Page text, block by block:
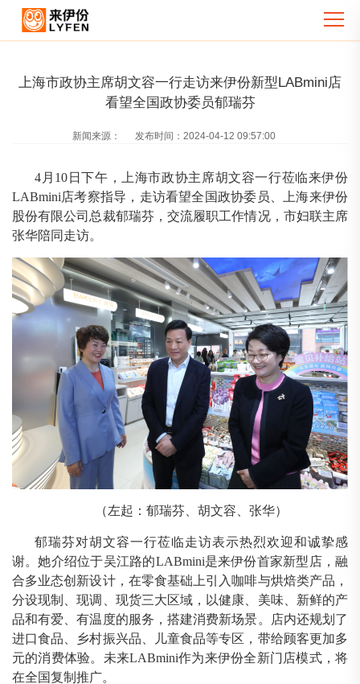
上海市政协主席胡文容一行走访来伊份新型LABmini店
看望全国政协委员郁瑞芬
新闻来源： 发布时间： 2024-04-12 09:57:00
4月10日下午，上海市政协主席胡文容一行莅临来伊份
LABmini店考察指导，走访看望全国政协委员、上海来伊份
股份有限公司总裁郁瑞芬，交流履职工作情况，市妇联主席
张华陪同走访。
（左起：郁瑞芬、胡文容、张华）
郁瑞芬对胡文容一行莅临走访表示热烈欢迎和诚挚感
谢。她介绍位于吴江路的LABmini是来伊份首家新型店，融
合多业态创新设计，在零食基础上引入咖啡与烘焙类产品，
分设现制、现调、现货三大区域，以健康、美味、新鲜的产
品和有爱、有温度的服务，搭建消费新场景。店内还规划了
进口食品、乡村振兴品、儿童食品等专区，带给顾客更加多
元的消费体验。未来LABmini作为来伊份全新门店模式，将
在全国复制推广。